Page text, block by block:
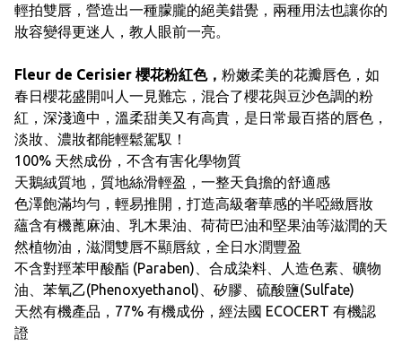
輕拍雙唇，營造出一種朦朧的絕美錯覺，兩種用法也讓你的
妝容變得更迷人，教人眼前一亮。
Fleur de Cerisier 櫻花粉紅色， 粉嫩柔美的花瓣唇色，如
春日櫻花盛開叫人一見難忘，混合了櫻花與豆沙色調的粉
紅，深淺適中，溫柔甜美又有高貴，是日常最百搭的唇色，
淡妝、濃妝都能輕鬆駕馭！
100% 天然成份，不含有害化學物質
天鵝絨質地，質地絲滑輕盈，一整天負擔的舒適感
色澤飽滿均勻，輕易推開，打造高級奢華感的半啞緻唇妝
蘊含有機蓖麻油、乳木果油、荷荷巴油和堅果油等滋潤的天
然植物油，滋潤雙唇不顯唇紋，全日水潤豐盈
不含對羥苯甲酸酯 (Paraben)、合成染料、人造色素、礦物
油、苯氧乙(Phenoxyethanol)、矽膠、硫酸鹽(Sulfate)
天然有機產品，77% 有機成份，經法國 ECOCERT 有機認
證